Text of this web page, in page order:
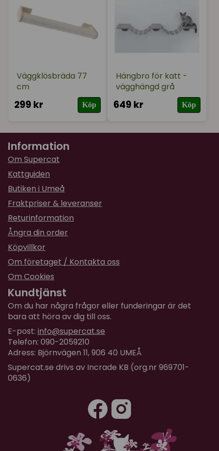
Väggklösbräda 77
cm
299 kr Köp
Hängbro för katt -
vägghängd grå
649 kr Köp
Information
Om Supercat
Kattguiden
Butiken i Umeå
Fraktpriser & leveranser
Returinformation
Ångra din order
Köpvillkor
Om företaget / Kontakta oss
Om Cookies
Kundtjänst
Om du har några frågor eller funderingar är det
bara att höra av dig till oss.
E-post: info@supercat.se
Telefon: 090-2059210
Adress: Björnvägen 11, 906 40 UMEÅ
Supercat.se drivs av Incrade KB (org.nr 969701-
0636)